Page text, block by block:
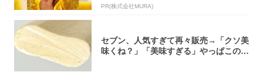
PR(株式会社MURA)
セブン、人気すぎて再々販売→「クソ美
味くね？」「美味すぎる」やっぱこのク